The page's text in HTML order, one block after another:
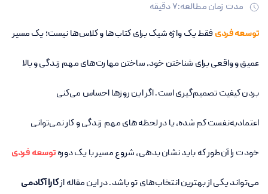
مدت زمان مطالعه:7دقیقه
توسعه فردی فقط یک واژه شیک برای کتاب‌ها و کلاس‌ها نیست؛ یک مسیر
عمیق و واقعی برای شناختن خود، ساختن مهارت‌های مهم زندگی و بالا
بردن کیفیت تصمیم‌گیری است. اگر این روزها احساس می‌کنی
اعتمادبه‌نفست کم شده، یا در لحظه‌های مهم زندگی و کار نمی‌توانی
خودت را آن‌طور که باید نشان بدهی، شروع مسیر با یک دورهتوسعه فردی
می‌تواند یکی از بهترین انتخاب‌های تو باشد. در این مقاله ازکارا آکادمی